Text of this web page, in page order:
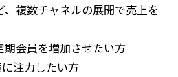
、複数チャネルの展開で売上を
期会員を増加させたい方
に注力したい方